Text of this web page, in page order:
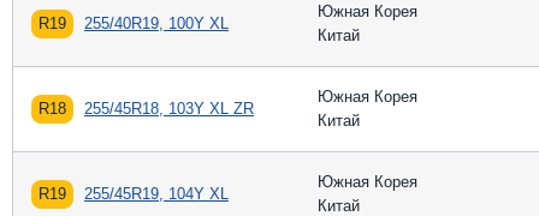
R19 255/40R19, 100Y XL
Южная Корея
Китай
R18 255/45R18, 103Y XL ZR
Южная Корея
Китай
R19 255/45R19, 104Y XL
Южная Корея
Китай